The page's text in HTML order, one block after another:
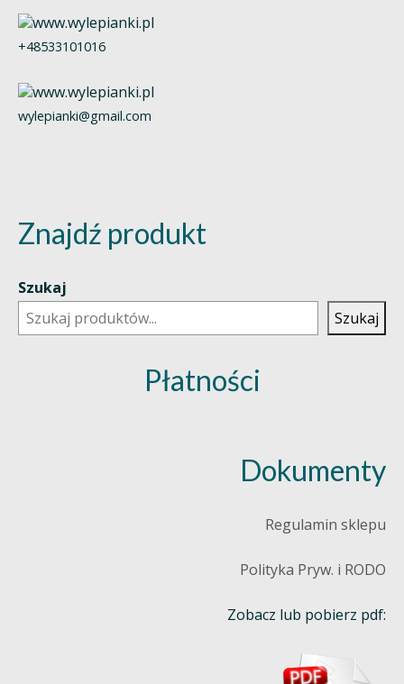
+48533101016
wylepianki@gmail.com
Znajdź produkt
Szukaj
Szukaj
Płatności
Dokumenty
Regulamin sklepu
Polityka Pryw. i RODO
Zobacz lub pobierz pdf: